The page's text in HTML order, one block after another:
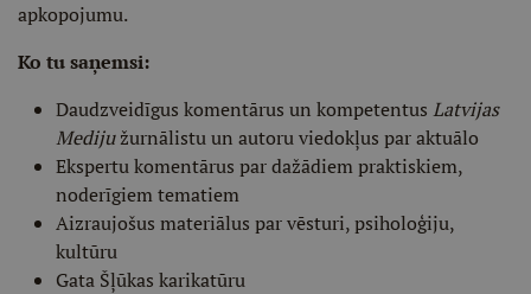
apkopojumu.
Ko tu saņemsi:
Daudzveidīgus komentārus un kompetentus Latvijas
Medijužurnālistu un autoru viedokļus par aktuālo
Ekspertu komentārus par dažādiem praktiskiem,
noderīgiem tematiem
Aizraujošus materiālus par vēsturi, psiholoģiju,
kultūru
Gata Šļūkas karikatūru